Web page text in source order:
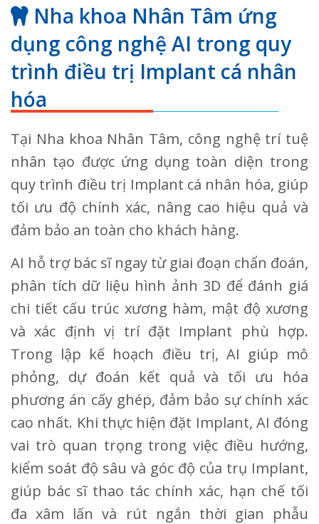
Nha khoa Nhân Tâm ứng
dụng công nghệ AI trong quy
trình điều trị Implant cá nhân
hóa
Tại Nha khoa Nhân Tâm, công nghệ trí tuệ
nhân tạo được ứng dụng toàn diện trong
quy trình điều trị Implant cá nhân hóa, giúp
tối ưu độ chính xác, nâng cao hiệu quả và
đảm bảo an toàn cho khách hàng.
AI hỗ trợ bác sĩ ngay từ giai đoạn chẩn đoán,
phân tích dữ liệu hình ảnh 3D để đánh giá
chi tiết cấu trúc xương hàm, mật độ xương
và xác định vị trí đặt Implant phù hợp.
Trong lập kế hoạch điều trị, AI giúp mô
phỏng, dự đoán kết quả và tối ưu hóa
phương án cấy ghép, đảm bảo sự chính xác
cao nhất. Khi thực hiện đặt Implant, AI đóng
vai trò quan trọng trong việc điều hướng,
kiểm soát độ sâu và góc độ của trụ Implant,
giúp bác sĩ thao tác chính xác, hạn chế tối
đa xâm lấn và rút ngắn thời gian phẫu